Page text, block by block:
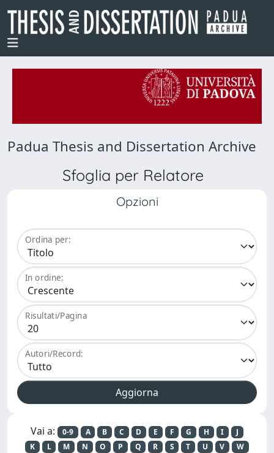
Padua Thesis and Dissertation Archive
Sfoglia per Relatore
Opzioni
Ordina per:
In ordine:
Risultati/Pagina
Autori/Record:
Vai a: 0-9 A B C D E F G H I
J
K
L M N O P Q R S T U V
W